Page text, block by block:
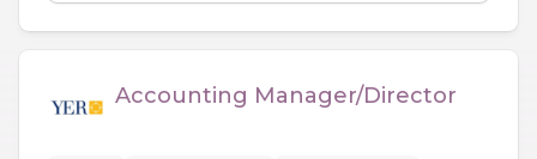
Accounting Manager/Director